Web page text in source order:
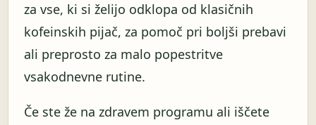
za vse, ki si želijo odklopa od klasičnih
kofeinskih pijač, za pomoč pri boljši prebavi
ali preprosto za malo popestritve
vsakodnevne rutine.
Če ste že na zdravem programu ali iščete